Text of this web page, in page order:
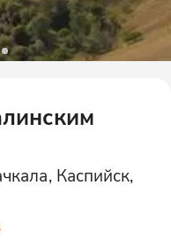
Каспийск,